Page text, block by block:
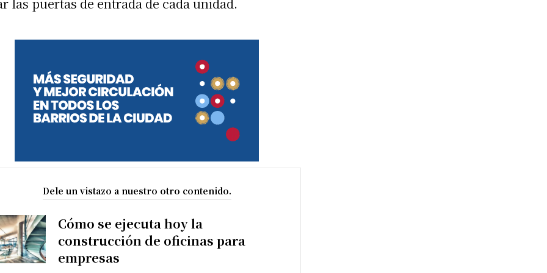
Dele un vistazo a nuestro otro contenido.
Cómo se ejecuta hoy la
construcción de oficinas para
empresas